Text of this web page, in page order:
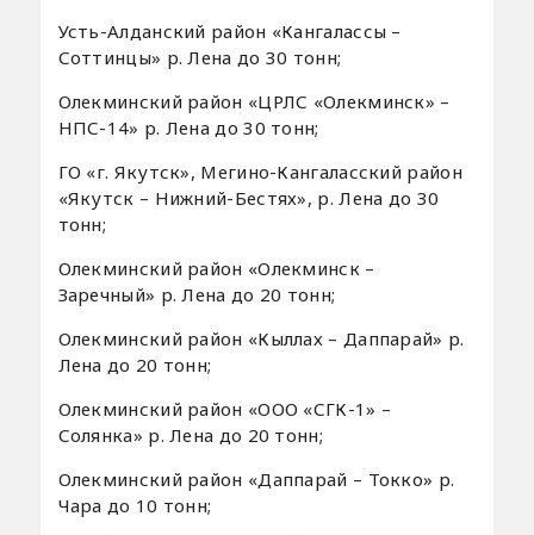
Усть-Алданский район «Кангалассы –
Соттинцы» р. Лена до 30 тонн;
Олекминский район «ЦРЛС «Олекминск» –
НПС-14» р. Лена до 30 тонн;
ГО «г. Якутск», Мегино-Кангаласский район
«Якутск – Нижний-Бестях», р. Лена до 30
тонн;
Олекминский район «Олекминск –
Заречный» р. Лена до 20 тонн;
Олекминский район «Кыллах – Даппарай» р.
Лена до 20 тонн;
Олекминский район «ООО «СГК-1» –
Солянка» р. Лена до 20 тонн;
Олекминский район «Даппарай – Токко» р.
Чара до 10 тонн;